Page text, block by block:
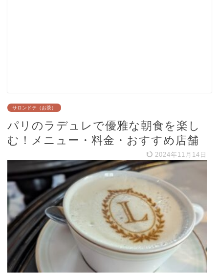
サロンドテ（お茶）
パリのラデュレで優雅な朝食を楽し
む！メニュー・料金・おすすめ店舗
2024年11月14日